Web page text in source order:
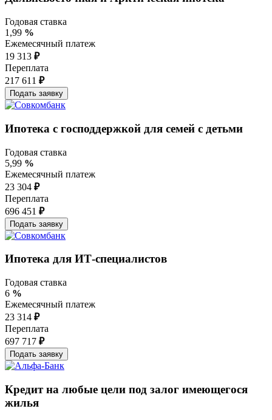
Годовая ставка
1,99 %
Ежемесячный платеж
19 313 ₽
Переплата
217 611 ₽
Ипотека с господдержкой для семей с детьми
Годовая ставка
5,99 %
Ежемесячный платеж
23 304 ₽
Переплата
696 451 ₽
Ипотека для ИТ-специалистов
Годовая ставка
6 %
Ежемесячный платеж
23 314 ₽
Переплата
697 717 ₽
Кредит на любые цели под залог имеющегося
жилья